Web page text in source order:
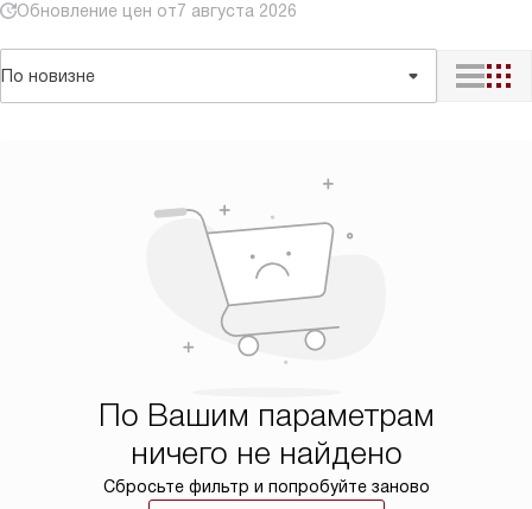
Обновление цен от7 августа 2026
По новизне
По Вашим параметрам
ничего не найдено
Сбросьте фильтр и попробуйте заново